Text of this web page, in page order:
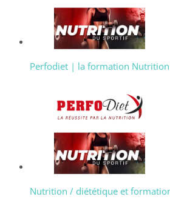
Perfodiet | la formation
Nutrition / diététique et formation